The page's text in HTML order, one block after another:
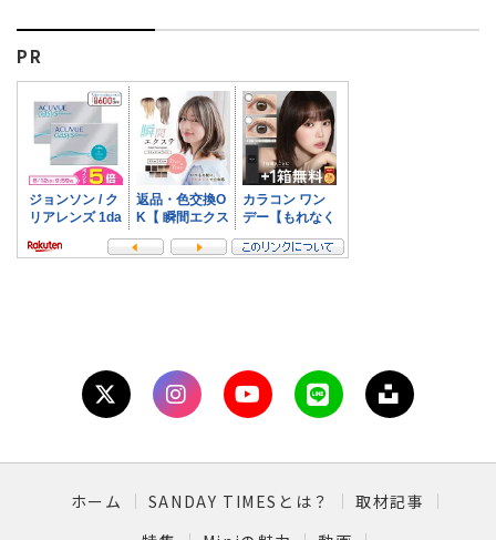
PR
ホーム SANDAY TIMESとは？
取材記事